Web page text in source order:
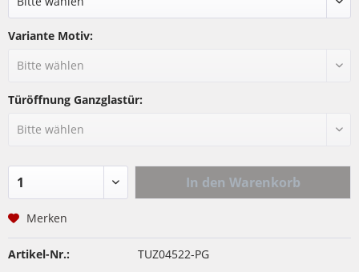
Variante Motiv:
Türöffnung Ganzglastür:
In den Warenkorb
Merken
Artikel-Nr.: TUZ04522-PG